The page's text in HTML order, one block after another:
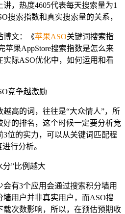
，热度4605代表每天搜索量为1
搜索指数和真实搜索量的关系，
博文：《苹果ASO关键词搜索指
苹果AppStore搜索指数是怎么来
际ASO优化中，如何运用和看
竞争越激励
高的词，往往是“大众情人”，所
的排名，这个时候一定要分析竞
位的实力，可以从关键词匹配程
行分析。
分”比例越大
有3个应用会通过搜索积分墙用
墙用户并非真实用户，而ASO搜
载次数影响，所以，在预估预期收